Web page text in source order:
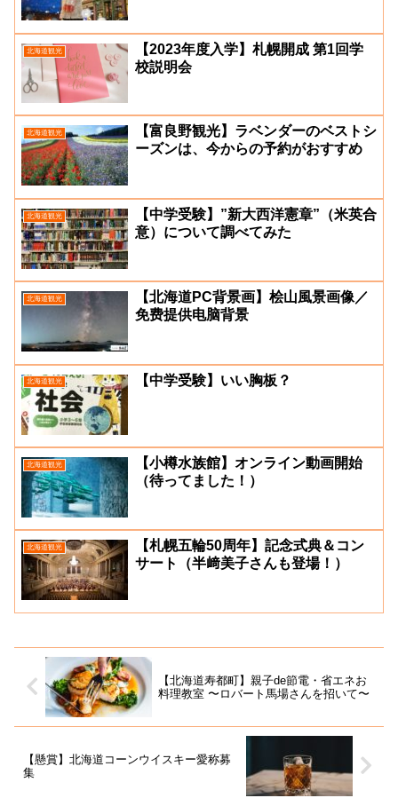
北海道観光
【2023年度入学】札幌開成 第1回学
校説明会
北海道観光
【富良野観光】ラベンダーのベストシ
ーズンは、今からの予約がおすすめ
北海道観光
【中学受験】”新大西洋憲章”（米英合
意）について調べてみた
北海道観光
【北海道PC背景画】桧山風景画像／
免费提供电脑背景
北海道観光 【中学受験】いい胸板？
北海道観光
【小樽水族館】オンライン動画開始
（待ってました！）
北海道観光
【札幌五輪50周年】記念式典＆コン
サート（半﨑美子さんも登場！）
【北海道寿都町】親子de節電・省エネお
料理教室 〜ロバート馬場さんを招いて〜
【懸賞】北海道コーンウイスキー愛称募
集